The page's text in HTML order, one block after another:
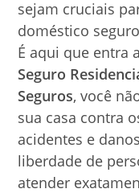
sejam cruciais
doméstico
É aqui que entra
Seguro
Seguros, você
sua casa contra
acidentes e
liberdade de
atender